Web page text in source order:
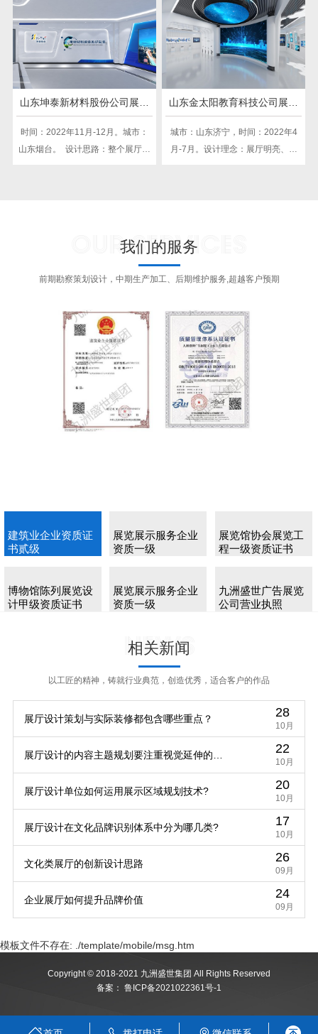
区，展示最新技术成果。空间布局
简洁明快，突出科技感与未来感，
营造专业、高效的展示氛围，吸引
观众目光。
山东坤泰新材料股份公司展厅
（新材料类）
时间：2022年11月-12月。城市：
山东烟台。 ​ 设计思路：整个展厅的
意创新，装饰造型的成型一体化及
玻璃的使用，创造一种高光精致及
渗透力的展示空间。
山东金太阳教育科技公司展馆
（教育类）
​城市：山东济宁，时间：2022年4
月-7月。设计理念：展厅明亮、简
OUR SERVICES
我们的服务
前期勘察策划设计，中期生产加工、后期维护服务,超越客户预期
建筑业企业资质证
书贰级
展览展示服务企业
资质一级
展览馆协会展览工
程一级资质证书
博物馆陈列展览设
计甲级资质证书
展览展示服务企业
资质一级
九洲盛世广告展览
公司营业执照
News
相关新闻
以工匠的精神，铸就行业典范，创造优秀，适合客户的作品
展厅设计策划与实际装修都包含哪些重点？ 28
10月
展厅设计的内容主题规划要注重视觉延伸的规
律
22
10月
展厅设计单位如何运用展示区域规划技术? 20
10月
展厅设计在文化品牌识别体系中分为哪几类? 17
10月
文化类展厅的创新设计思路 26
09月
企业展厅如何提升品牌价值 24
09月
模板文件不存在: ./template/mobile/msg.htm
Copyright © 2018-2021 九洲盛世集团 All Rights Reserved
备案： 鲁ICP备2021022361号-1